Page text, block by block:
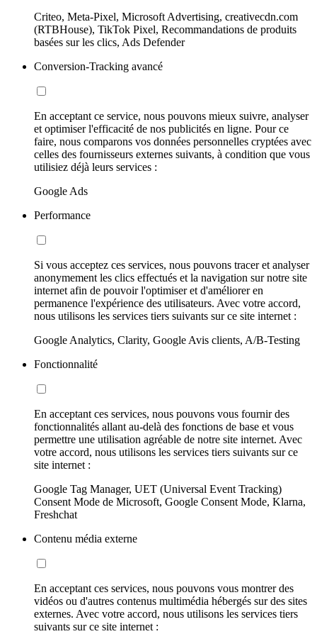
Criteo, Meta-Pixel, Microsoft Advertising, creativecdn.com
(RTBHouse), TikTok Pixel, Recommandations de produits
basées sur les clics, Ads Defender
Conversion-Tracking avancé
En acceptant ce service, nous pouvons mieux suivre, analyser
et optimiser l'efficacité de nos publicités en ligne. Pour ce
faire, nous comparons vos données personnelles cryptées avec
celles des fournisseurs externes suivants, à condition que vous
utilisiez déjà leurs services :
Google Ads
Performance
Si vous acceptez ces services, nous pouvons tracer et analyser
anonymement les clics effectués et la navigation sur notre site
internet afin de pouvoir l'optimiser et d'améliorer en
permanence l'expérience des utilisateurs. Avec votre accord,
nous utilisons les services tiers suivants sur ce site internet :
Google Analytics, Clarity, Google Avis clients, A/B-Testing
Fonctionnalité
En acceptant ces services, nous pouvons vous fournir des
fonctionnalités allant au-delà des fonctions de base et vous
permettre une utilisation agréable de notre site internet. Avec
votre accord, nous utilisons les services tiers suivants sur ce
site internet :
Google Tag Manager, UET (Universal Event Tracking)
Consent Mode de Microsoft, Google Consent Mode, Klarna,
Freshchat
Contenu média externe
En acceptant ces services, nous pouvons vous montrer des
vidéos ou d'autres contenus multimédia hébergés sur des sites
externes. Avec votre accord, nous utilisons les services tiers
suivants sur ce site internet :